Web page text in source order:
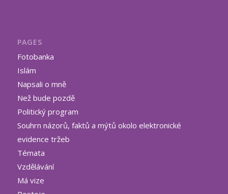
PAGES
Fotobanka
Islám
Napsali o mně
Než bude pozdě
Politický program
Souhrn názorů, faktů a mýtů okolo elektronické
evidence tržeb
Témata
Vzdělávání
Má vize